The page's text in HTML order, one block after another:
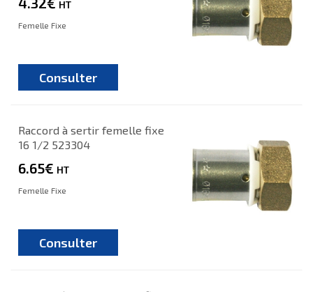
HT
Femelle Fixe
Consulter
Raccord à sertir femelle fixe
16 1/2 523304
6.65€ HT
Femelle Fixe
Consulter